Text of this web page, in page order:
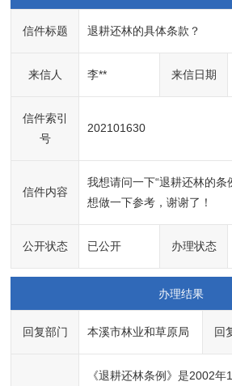
信件标题 退耕还林的具体条款？
来信人 李** 来信日期
信件索引
号
202101630
信件内容
我想请问一下“退耕还林的条
想做一下参考，谢谢了！
公开状态 已公开 办理状态
办理结果
回复部门 本溪市林业和草原局 回
《退耕还林条例》是2002